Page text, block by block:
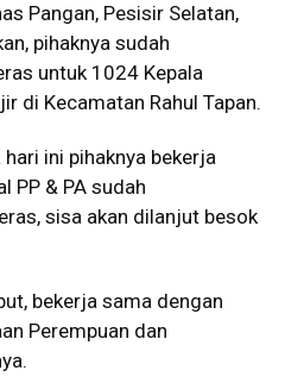
Pangan, Pesisir Selatan,
pihaknya sudah
untuk 1024 Kepala
di Kecamatan Rahul Tapan.
ini pihaknya bekerja
PP & PA sudah
sisa akan dilanjut besok
bekerja sama dengan
Perempuan dan